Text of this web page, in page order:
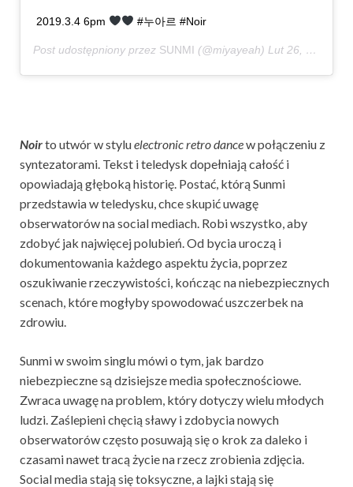
2019.3.4 6pm #누아르 #Noir
Post udostępniony przez SUNMI (@miyayeah) Lut 26, 2019 o 1:54 PST
Noirto utwór w styluelectronic retro dancew połączeniu z
syntezatorami. Tekst i teledysk dopełniają całość i
opowiadają głęboką historię. Postać, którą Sunmi
przedstawia w teledysku, chce skupić uwagę
obserwatorów na social mediach. Robi wszystko, aby
zdobyć jak najwięcej polubień. Od bycia uroczą i
dokumentowania każdego aspektu życia, poprzez
oszukiwanie rzeczywistości, kończąc na niebezpiecznych
scenach, które mogłyby spowodować uszczerbek na
zdrowiu.
Sunmi w swoim singlu mówi o tym, jak bardzo
niebezpieczne są dzisiejsze media społecznościowe.
Zwraca uwagę na problem, który dotyczy wielu młodych
ludzi. Zaślepieni chęcią sławy i zdobycia nowych
obserwatorów często posuwają się o krok za daleko i
czasami nawet tracą życie na rzecz zrobienia zdjęcia.
Social media stają się toksyczne, a lajki stają się